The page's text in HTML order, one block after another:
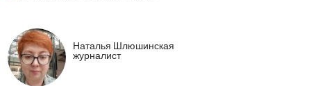
Наталья Шлюшинская
журналист